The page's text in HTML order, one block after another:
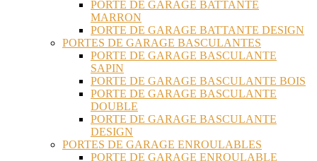
PORTE DE GARAGE BATTANTE
MARRON
PORTE DE GARAGE BATTANTE DESIGN
PORTES DE GARAGE BASCULANTES
PORTE DE GARAGE BASCULANTE
SAPIN
PORTE DE GARAGE BASCULANTE BOIS
PORTE DE GARAGE BASCULANTE
DOUBLE
PORTE DE GARAGE BASCULANTE
DESIGN
PORTES DE GARAGE ENROULABLES
PORTE DE GARAGE ENROULABLE